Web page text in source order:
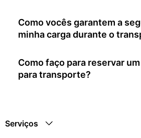
Como vocês garantem a
minha carga durante o
Como faço para reservar
para transporte?
Serviços